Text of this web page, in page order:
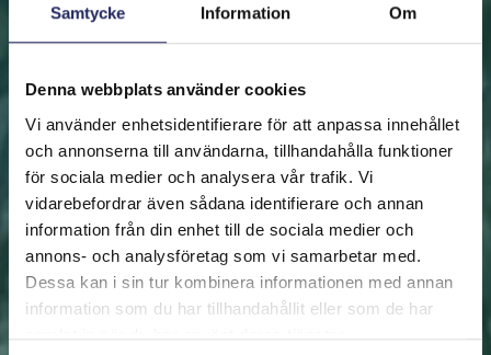
Samtycke Information Om
Denna webbplats använder cookies
Vi använder enhetsidentifierare för att anpassa innehållet
och annonserna till användarna, tillhandahålla funktioner
för sociala medier och analysera vår trafik. Vi
vidarebefordrar även sådana identifierare och annan
information från din enhet till de sociala medier och
annons- och analysföretag som vi samarbetar med.
Dessa kan i sin tur kombinera informationen med annan
information som du har tillhandahållit eller som de har
FRAMSIDAN HJÄLP ÖSTERSJÖN RÄDDA EN BIT
Rädda en bit